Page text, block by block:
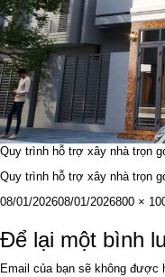
Quy trình hỗ trợ xây nhà trọn
Quy trình hỗ trợ xây nhà trọn
Đăng
ngày
08/01/202608/01/2026Kích
đầy
đủ
800 ×
Để lại một bình
Email của bạn sẽ không được